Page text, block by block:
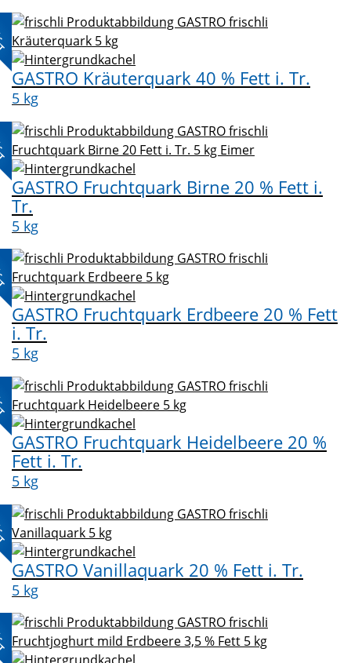
GASTRO Kräuterquark 40 % Fett i. Tr.
5 kg
GASTRO Fruchtquark Birne 20 % Fett i.
Tr.
5 kg
GASTRO Fruchtquark Erdbeere 20 % Fett
i. Tr.
5 kg
GASTRO Fruchtquark Heidelbeere 20 %
Fett i. Tr.
5 kg
GASTRO Vanillaquark 20 % Fett i. Tr.
5 kg